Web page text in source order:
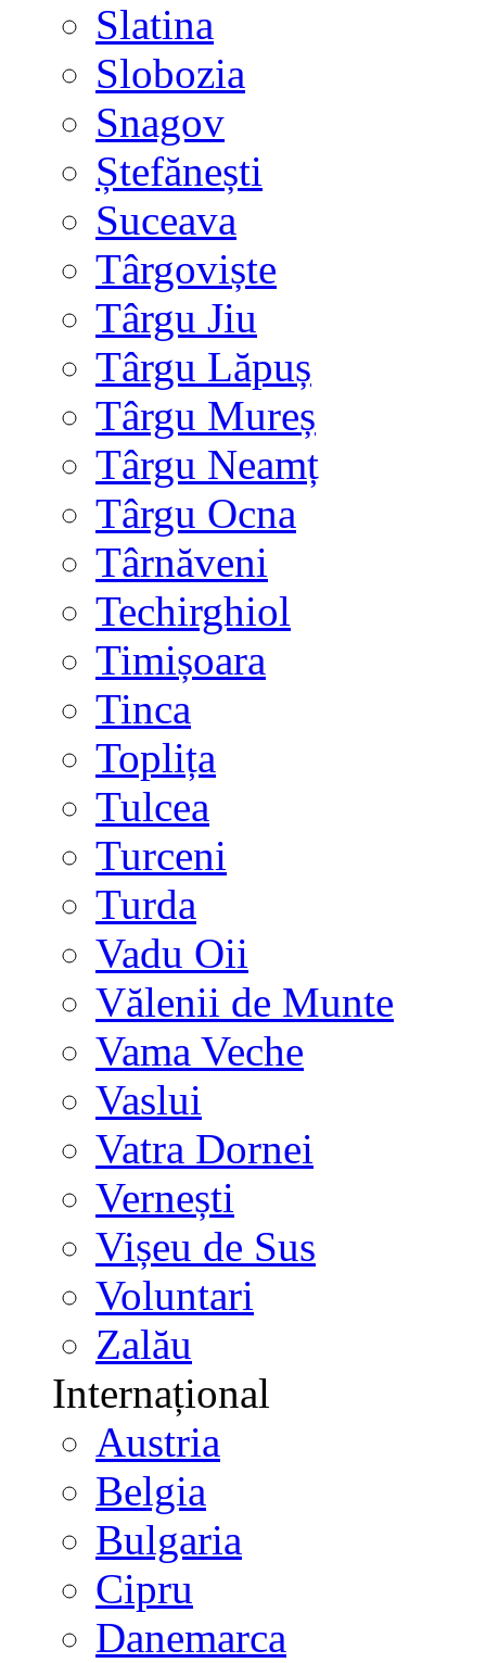
Slatina
Slobozia
Snagov
Ștefănești
Suceava
Târgoviște
Târgu Jiu
Târgu Lăpuș
Târgu Mureș
Târgu Neamț
Târgu Ocna
Târnăveni
Techirghiol
Timișoara
Tinca
Toplița
Tulcea
Turceni
Turda
Vadu Oii
Vălenii de Munte
Vama Veche
Vaslui
Vatra Dornei
Vernești
Vișeu de Sus
Voluntari
Zalău
Internațional
Austria
Belgia
Bulgaria
Cipru
Danemarca